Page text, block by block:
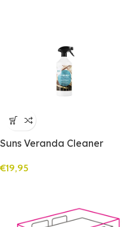
Suns Veranda Cleaner
€19,95